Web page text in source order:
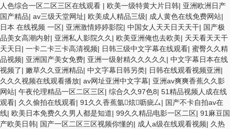
人色综合一区二区三区在线观看 | 欧美一级特黄大片日韩| 亚洲欧洲日产
国产精品| av三级天堂网址| 欧美成人精品三级| 成人黄色在线免费网站|
日本 在线视频 一区| 亚洲激情婷婷影院| 中国女人天天日天天干| 国产极
品美女高潮内射| 亚洲私人影院久久 | 欧美亚洲俺也去欧美| 天天看天天干
天天日| 一卡二卡三卡高清视频| 日韩三级中文字幕在线观看| 蜜臀久久精
品视频| 亚洲国产美女免费| 亚洲一级射精久久久久久 | 中文字幕日本在线
视频了| 嫩草久久亚洲精品| 中文字幕日韩另类| 日韩在线观看视频亚洲|
久久久视频在线观看播放| av网址亚洲中文字幕| 亚洲av爽爽香蕉久久影
网站| 午夜伦理精品一区二区三区| 综合久久97色8| 51精品视频人成在线
观看| 久久偷拍在线观看| 91久久香蕉氩炫呖疵厶| 国产不卡自拍av在
线| 欧美日本免费久久男人都是知道| 99久久精品电影一区二区| 91麻豆国
产欧美日韩| 国产一区二区三区视频你懂的| 成人a级在线观看视频| 久热